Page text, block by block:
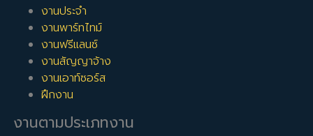
งานประจำ
งานพาร์ทไทม์
งานฟรีแลนซ์
งานสัญญาจ้าง
งานเอาท์ซอร์ส
ฝึกงาน
งานตามประเภทงาน